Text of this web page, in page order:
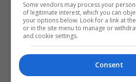
Some vendors may process your
of legitimate interest, which you can
your options below. Look for a link at
or in the site menu to manage or
and cookie settings.
Consent